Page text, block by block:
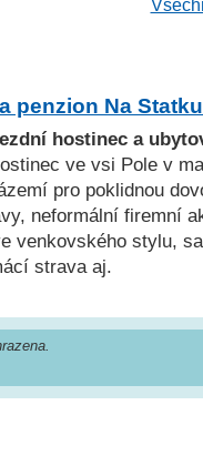
penzion Na Statku
hostinec a
ve vsi Pole v
pro poklidnou
neformální firemní
venkovského stylu,
strava aj.